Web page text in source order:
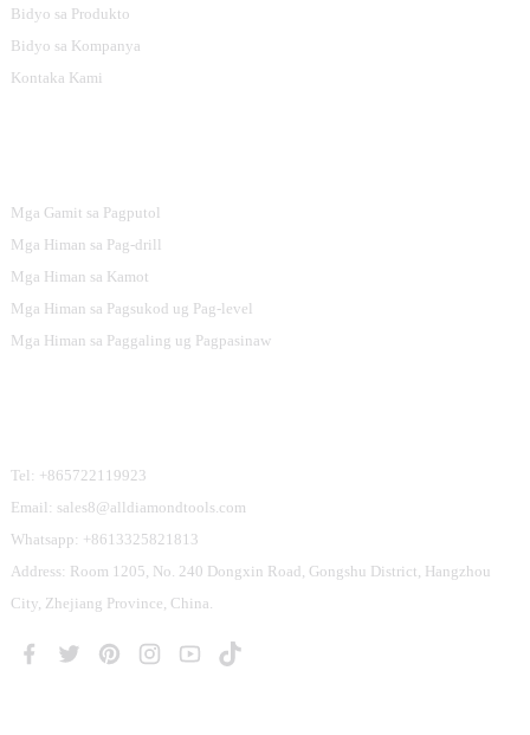
Bidyo sa Produkto
Bidyo sa Kompanya
Kontaka Kami
Mga Gamit sa Pagputol
Mga Himan sa Pag-drill
Mga Himan sa Kamot
Mga Himan sa Pagsukod ug Pag-level
Mga Himan sa Paggaling ug Pagpasinaw
Tel: +865722119923
Email: sales8@alldiamondtools.com
Whatsapp: +8613325821813
Address: Room 1205, No. 240 Dongxin Road, Gongshu District, Hangzhou
City, Zhejiang Province, China.